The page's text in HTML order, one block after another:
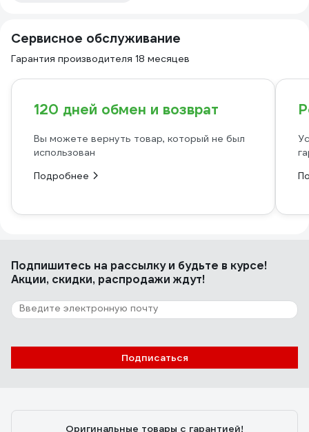
Сервисное обслуживание
Гарантия производителя 18 месяцев
120 дней обмен и возврат
Вы можете вернуть товар, который не был
использован
Подробнее
Подпишитесь на рассылкуи будьте в курсе!
Акции, скидки, распродажи ждут!
Подписаться
Оригинальные товары с гарантией!